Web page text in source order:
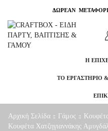
ΔΩΡΕΑΝ
Η
ΤΟ ΕΡΓΑΣΤΗΡΙΟ
Αρχική Σελίδα Γάμος
Κουφέτα Χατζηγιαννάκης